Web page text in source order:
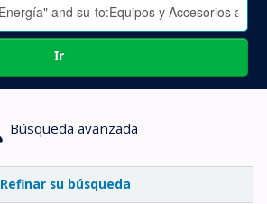
Ir
Búsqueda avanzada
Refinar su búsqueda